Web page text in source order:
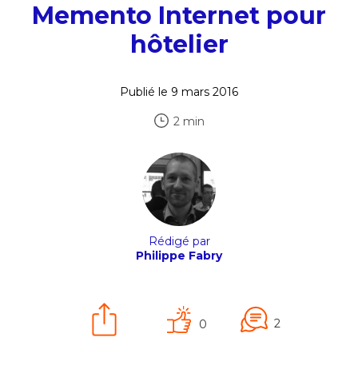
Memento Internet pour
hôtelier
Publié le 9 mars 2016
2 min
Rédigé par
Philippe Fabry
0 2